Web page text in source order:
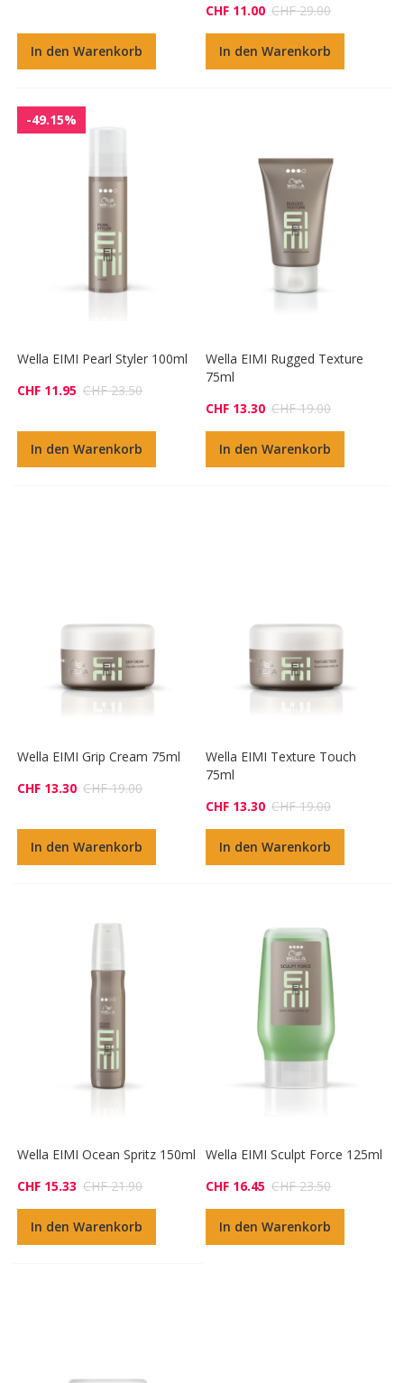
In den Warenkorb
CHF 11.00 CHF 29.00
In den Warenkorb
-49.15%
Wella EIMI Pearl Styler 100ml
CHF 11.95 CHF 23.50
In den Warenkorb
Wella EIMI Rugged Texture
75ml
CHF 13.30 CHF 19.00
In den Warenkorb
Wella EIMI Grip Cream 75ml
CHF 13.30 CHF 19.00
In den Warenkorb
Wella EIMI Texture Touch
75ml
CHF 13.30 CHF 19.00
In den Warenkorb
Wella EIMI Ocean Spritz 150ml
CHF 15.33 CHF 21.90
In den Warenkorb
Wella EIMI Sculpt Force 125ml
CHF 16.45 CHF 23.50
In den Warenkorb